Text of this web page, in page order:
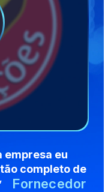
empresa eu
completo de
Fornecedor